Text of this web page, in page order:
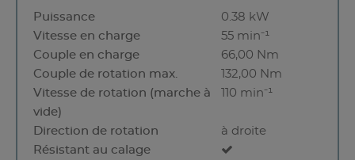
Puissance
0.38 kW
Vitesse en charge
55 min⁻¹
Couple en charge
66,00 Nm
Couple de rotation max.
132,00 Nm
Vitesse de rotation (marche à
vide)
110 min⁻¹
Direction de rotation
à droite
Résistant au calage